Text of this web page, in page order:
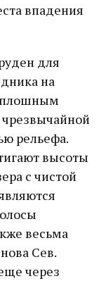
впадения
для
на
рельефа.
высоты
с чистой
весьма
Сев.
через